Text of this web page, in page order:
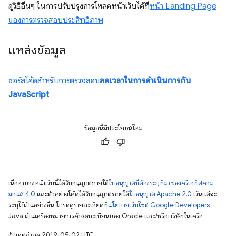
ดูวิธีอื่นๆ ในการปรับปรุงการโหลดหน้าเว็บได้ที่หน้า Landing Page
ของการตรวจสอบประสิทธิภาพ
แหล่งข้อมูล
ซอร์สโค้ดสำหรับการตรวจสอบลดเวลาในการดำเนินการกับ
JavaScript
ข้อมูลนี้มีประโยชน์ไหม
เนื้อหาของหน้าเว็บนี้ได้รับอนุญาตภายใต้ใบอนุญาตที่ต้องระบุที่มาของครีเอทีฟคอม
มอนส์ 4.0 และตัวอย่างโค้ดได้รับอนุญาตภายใต้ใบอนุญาต Apache 2.0 เว้นแต่จะ
ระบุไว้เป็นอย่างอื่น โปรดดูรายละเอียดที่นโยบายเว็บไซต์ Google Developers
Java เป็นเครื่องหมายการค้าจดทะเบียนของ Oracle และ/หรือบริษัทในเครือ